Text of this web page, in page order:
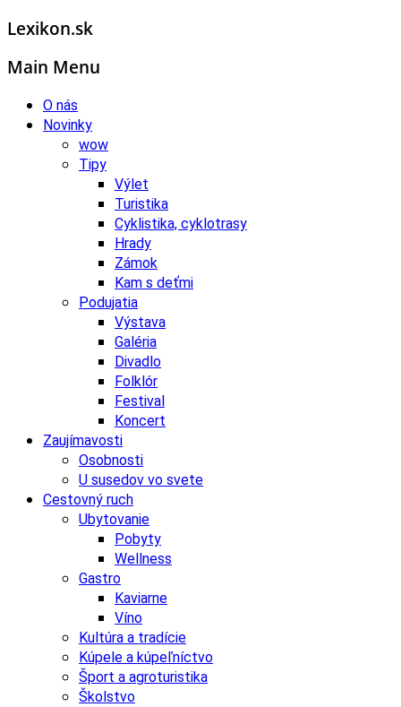
Lexikon.sk
Main Menu
O nás
Novinky
wow
Tipy
Výlet
Turistika
Cyklistika, cyklotrasy
Hrady
Zámok
Kam s deťmi
Podujatia
Výstava
Galéria
Divadlo
Folklór
Festival
Koncert
Zaujímavosti
Osobnosti
U susedov vo svete
Cestovný ruch
Ubytovanie
Pobyty
Wellness
Gastro
Kaviarne
Víno
Kultúra a tradície
Kúpele a kúpeľníctvo
Šport a agroturistika
Školstvo